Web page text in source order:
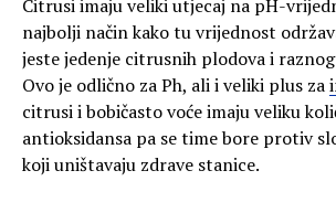
Citrusi imaju veliki utjecaj na pH-
najbolji način kako tu vrijednost
jeste jedenje citrusnih plodova i
Ovo je odlično za Ph, ali i veliki plus za
citrusi i bobičasto voće imaju veliku
antioksidansa pa se time bore protiv
koji uništavaju zdrave stanice.